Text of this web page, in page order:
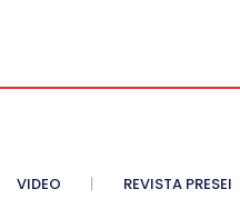
VIDEO REVISTA PRESEI